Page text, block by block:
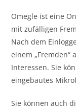
Omegle ist eine
mit zufälligen
Nach dem
einem „Fremden“
Interessen. Sie
eingebautes
Sie können auch